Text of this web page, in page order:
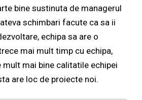
bine sustinuta de managerul
schimbari facute ca sa ii
echipa sa are o
mai mult timp cu echipa,
mai bine calitatile echipei
are loc de proiecte noi.